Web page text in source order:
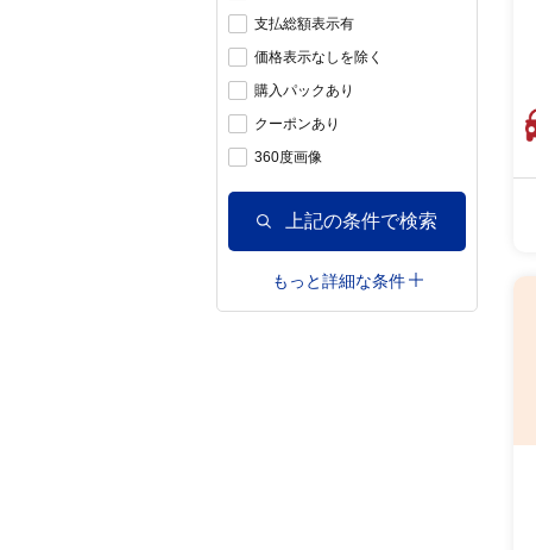
支払総額表示有
価格表示なしを除く
購入パックあり
クーポンあり
360度画像
上記の条件で検索
もっと詳細な条件